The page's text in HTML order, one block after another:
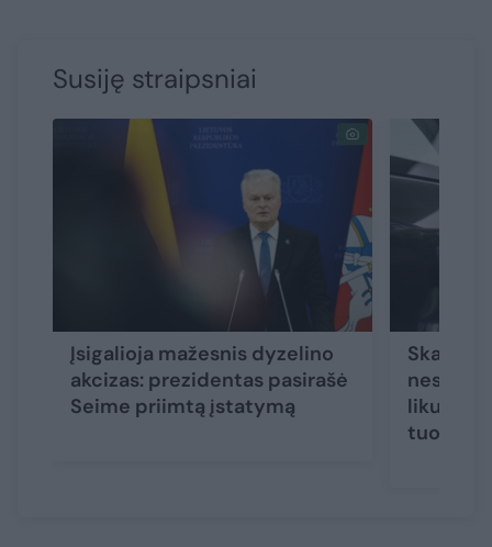
Susiję straipsniai
Įsigalioja mažesnis dyzelino
akcizas: prezidentas pasirašė
Seime priimtą įstatymą
likusius
tuomet